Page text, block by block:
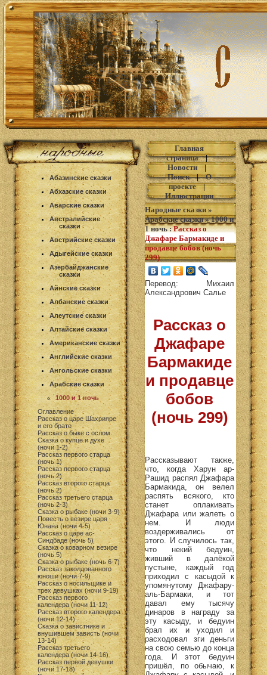
Абазинские сказки
Абхазские сказки
Аварские сказки
Австралийские
сказки
Австрийские сказки
Адыгейские сказки
Азербайджанские
сказки
Айнские сказки
Албанские сказки
Алеутские сказки
Алтайские сказки
Американские сказки
Английские сказки
Ангольские сказки
Арабские сказки
1000 и 1 ночь
Оглавление
Рассказ о царе Шахрияре
и его брате
Рассказ о быке с ослом
Сказка о купце и духе
(ночи 1-2)
Рассказ первого старца
(ночь 1)
Рассказ первого старца
(ночь 2)
Рассказ второго старца
(ночь 2)
Рассказ третьего старца
(ночь 2-3)
Сказка о рыбаке (ночи 3-9)
Повесть о везире царя
Юнана (ночи 4-5)
Рассказ о царе ас-
Синдбаде (ночь 5)
Сказка о коварном везире
(ночь 5)
Сказка о рыбаке (ночь 6-7)
Рассказ заколдованного
юноши (ночи 7-9)
Рассказ о носильщике и
трех девушках (ночи 9-19)
Рассказ первого
календера (ночи 11-12)
Рассказ второго календера
(ночи 12-14)
Сказка о завистнике и
внушившем зависть (ночи
13-14)
Рассказ третьего
календера (ночи 14-16)
Рассказ первой девушки
(ночи 17-18)
Главная
страница|
Новости|
Поиск|О
проекте|
Иллюстрации
Народные сказки »
Арабские сказки»1000 и
1 ночь: Рассказ о
Джафаре Бармакиде и
продавце бобов (ночь
299)
Перевод: Михаил
Александрович Салье
Рассказ о
Джафаре
Бармакиде
и продавце
бобов
(ночь 299)
Рассказывают также,
что, когда Харун ар-
Рашид распял Джафара
Бармакида, он велел
распять всякого, кто
станет оплакивать
Джафара или жалеть о
нем. И люди
воздерживались от
этого. И случилось так,
что некий бедуин,
живший в далёкой
пустыне, каждый год
приходил с касыдой к
упомянутому Джафару-
аль-Бармаки, и тот
давал ему тысячу
динаров в награду за
эту касыду, и бедуин
брал их и уходил и
расходовал зги деньги
на свою семью до конца
года. И этот бедуин
пришёл, по обычаю, к